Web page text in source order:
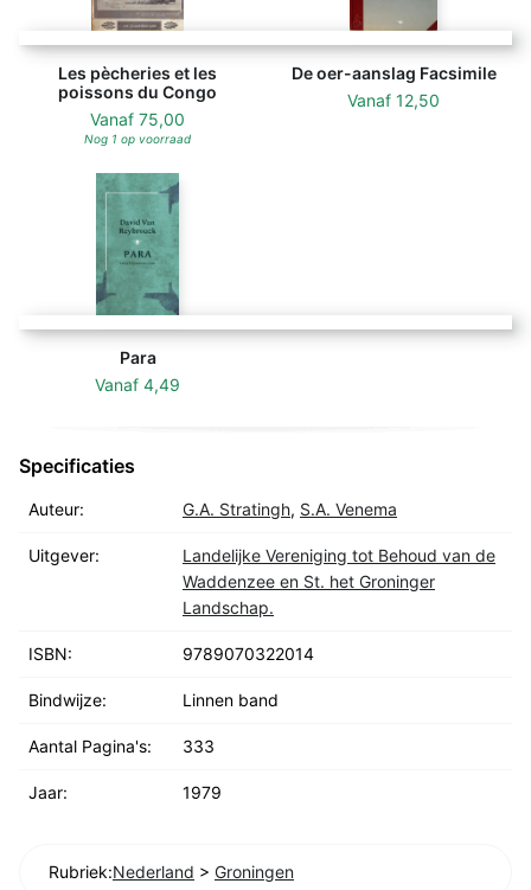
Les pècheries et les
poissons du Congo
Vanaf 75,00
Nog 1 op voorraad
De oer-aanslag Facsimile
Vanaf 12,50
Para
Vanaf 4,49
Specificaties
Auteur: G.A. Stratingh, S.A. Venema
Uitgever:
Landelijke Vereniging tot Behoud van de
Waddenzee en St. het Groninger
Landschap.
ISBN: 9789070322014
Bindwijze: Linnen band
Aantal Pagina's: 333
Jaar: 1979
Rubriek:Nederland > Groningen